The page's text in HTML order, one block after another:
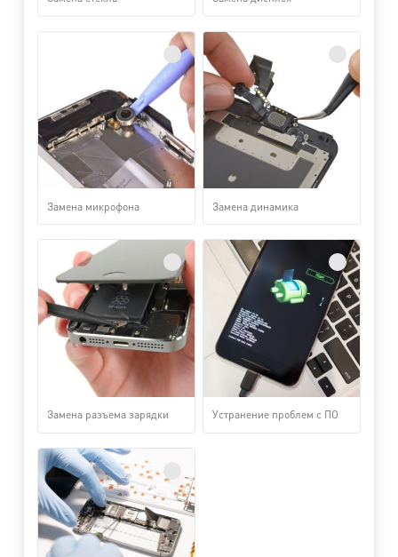
Замена микрофона Замена динамика
Замена разъема зарядки Устранение проблем с ПО